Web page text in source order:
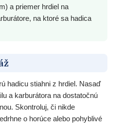
a priemer hrdiel na
na ktoré sa hadica
hadicu stiahni z hrdiel. Nasaď
a karburátora na dostatočnú
Skontroluj, či nikde
o horúce alebo pohyblivé